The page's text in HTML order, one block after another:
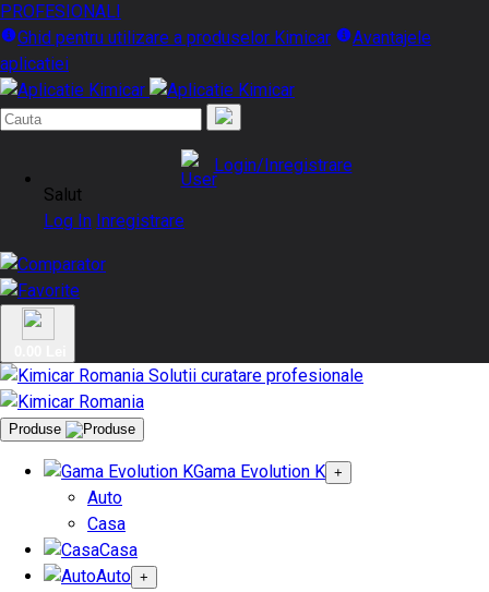
PROFESIONALI
Ghid pentru utilizare a produselor Kimicar
Avantajele
aplicatiei
Login/Inregistrare
Salut
Log In Inregistrare
Produse
Gama Evolution K +
Auto
Casa
Casa
Auto +